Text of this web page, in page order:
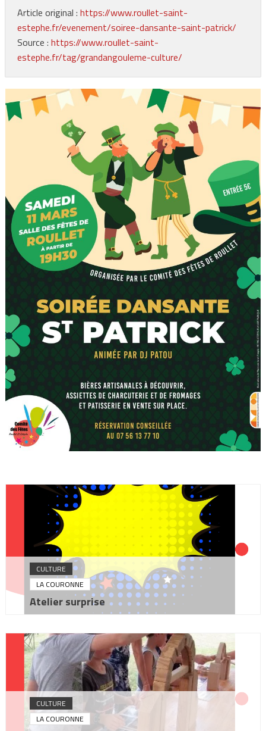
Article original : https://www.roullet-saint-
estephe.fr/evenement/soiree-dansante-saint-patrick/
Source : https://www.roullet-saint-
estephe.fr/tag/grandangouleme-culture/
CULTURE
LA COURONNE
Atelier surprise
CULTURE
LA COURONNE